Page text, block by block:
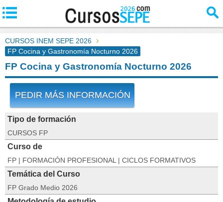
CURSOS INEM SEPE 2026
FP Cocina y Gastronomía Nocturno 2026
FP Cocina y Gastronomía Nocturno 2026
PEDIR MÁS INFORMACIÓN
Tipo de formación
CURSOS FP
Curso de
FP | FORMACIÓN PROFESIONAL | CICLOS FORMATIVOS
Temática del Curso
FP Grado Medio 2026